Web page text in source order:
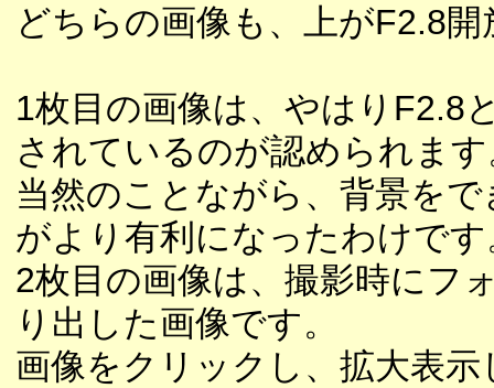
どちらの画像も、上がF2.8
1枚目の画像は、やはりF2.8
されているのが認められま
当然のことながら、背景を
がより有利になったわけです
2枚目の画像は、撮影時にフ
り出した画像です。
画像をクリックし、拡大表